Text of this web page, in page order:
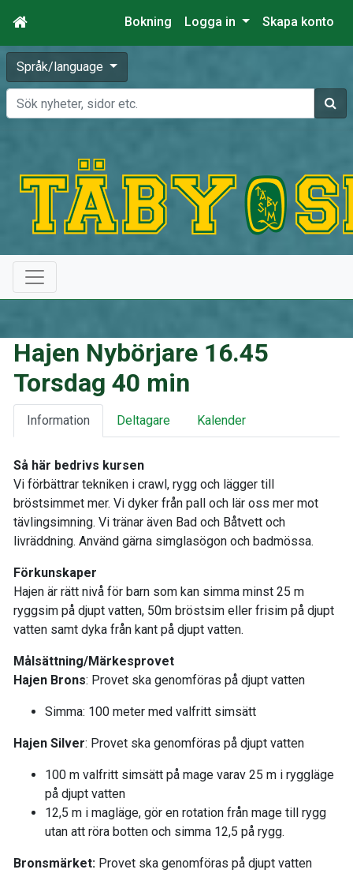
Bokning Logga in Skapa konto
Språk/language
Sök
Hajen Nybörjare 16.45
Torsdag 40 min
Information Deltagare Kalender
Så här bedrivs kursen
Vi förbättrar tekniken i crawl, rygg och lägger till
bröstsimmet mer. Vi dyker från pall och lär oss mer mot
tävlingsimning. Vi tränar även Bad och Båtvett och
livräddning. Använd gärna simglasögon och badmössa.
Förkunskaper
Hajen är rätt nivå för barn som kan simma minst 25 m
ryggsim på djupt vatten, 50m bröstsim eller frisim på djupt
vatten samt dyka från kant på djupt vatten.
Målsättning/Märkesprovet
Hajen Brons: Provet ska genomföras på djupt vatten
Simma: 100 meter med valfritt simsätt
Hajen Silver: Provet ska genomföras på djupt vatten
100 m valfritt simsätt på mage varav 25 m i ryggläge
på djupt vatten
12,5 m i magläge, gör en rotation från mage till rygg
utan att röra botten och simma 12,5 på rygg.
Bronsmärket: Provet ska genomföras på djupt vatten